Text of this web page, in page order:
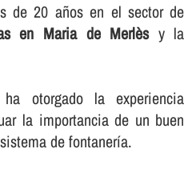
de 20 años en el sector de
en Maria de Merlèsy la
otorgado la experiencia
la importancia de un buen
de fontanerí­a.